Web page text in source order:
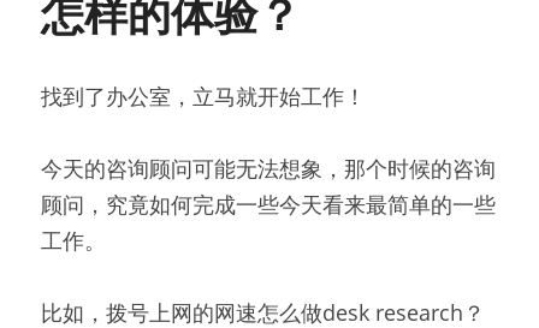
怎样的体验？
找到了办公室，立马就开始工作！
今天的咨询顾问可能无法想象，那个时候的咨询
顾问，究竟如何完成一些今天看来最简单的一些
工作。
比如，拨号上网的网速怎么做desk research？